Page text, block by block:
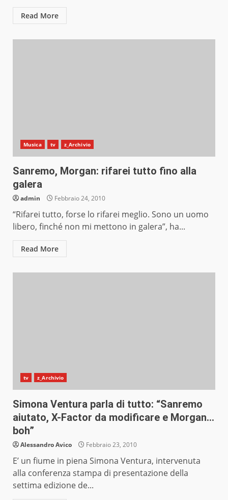
Read More
Musica tv z_Archivio
Sanremo, Morgan: rifarei tutto fino alla
galera
admin Febbraio 24, 2010
“Rifarei tutto, forse lo rifarei meglio. Sono un uomo
libero, finché non mi mettono in galera”, ha...
Read More
tv z_Archivio
Simona Ventura parla di tutto: “Sanremo
aiutato, X-Factor da modificare e Morgan…
boh”
Alessandro Avico Febbraio 23, 2010
E’ un fiume in piena Simona Ventura, intervenuta
alla conferenza stampa di presentazione della
settima edizione de...